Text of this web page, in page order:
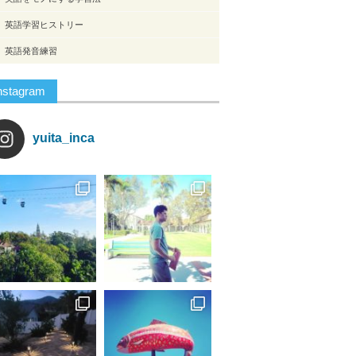
英語学習ヒストリー
英語発音練習
yuita_inca